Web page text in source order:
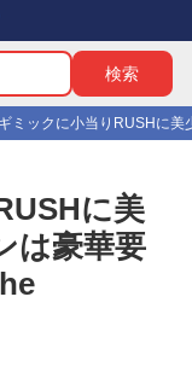
ミックに小当りRUSHに
に美
は豪華要